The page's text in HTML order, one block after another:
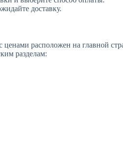
доставку.
ценами расположен на главной
разделам: